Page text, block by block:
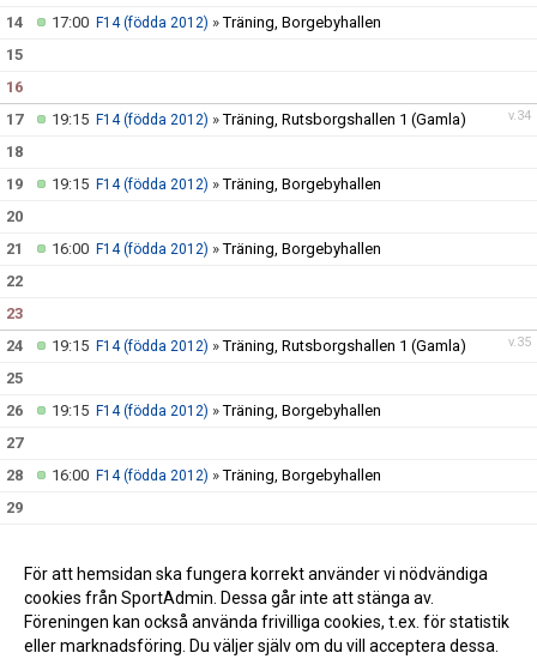
14
17:00 F14 (födda 2012) »Träning, Borgebyhallen
15
16
v.34
17 19:15 F14 (födda 2012) »Träning, Rutsborgshallen 1 (Gamla)
18
19
19:15 F14 (födda 2012) »Träning, Borgebyhallen
20
21
16:00 F14 (födda 2012) »Träning, Borgebyhallen
22
23
v.35
24 19:15 F14 (födda 2012) »Träning, Rutsborgshallen 1 (Gamla)
25
26
19:15 F14 (födda 2012) »Träning, Borgebyhallen
27
28
16:00 F14 (födda 2012) »Träning, Borgebyhallen
29
19:15F14 (födda 2012)»Träning, Rutsborgshallen 1 (Gamla)
För att hemsidan ska fungera korrekt använder vi nödvändiga
cookies från SportAdmin. Dessa går inte att stänga av.
Föreningen kan också använda frivilliga cookies, t.ex. för statistik
eller marknadsföring. Du väljer själv om du vill acceptera dessa.